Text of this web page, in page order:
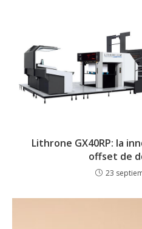
Lithrone GX40RP: la
offset de
23